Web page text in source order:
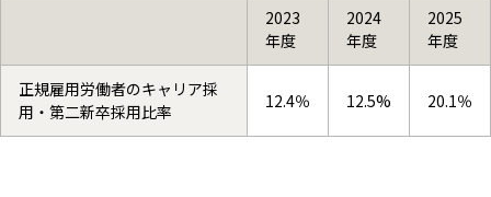
2023
年度
2024
年度
2025
年度
正規雇用労働者のキャリア採
用・第二新卒採用比率
12.4％ 12.5% 20.1％